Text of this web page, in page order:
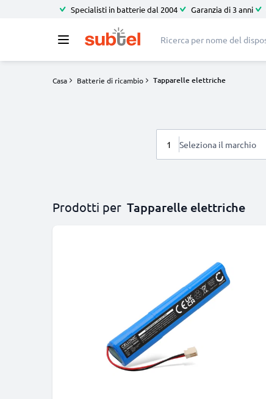
Specialisti in batterie dal 2004 Garanzia di 3 anni
Casa Batterie di ricambio Tapparelle elettriche
1 Seleziona il marchio
Prodotti per Tapparelle elettriche